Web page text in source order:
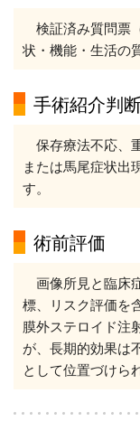
検証済み質問票
状・機能・生活の
手術紹介判
保存療法不応、
または馬尾症状出
す。
術前評価
画像所見と臨床
標、リスク評価を
膜外ステロイド注
が、長期的効果は
として位置づけら